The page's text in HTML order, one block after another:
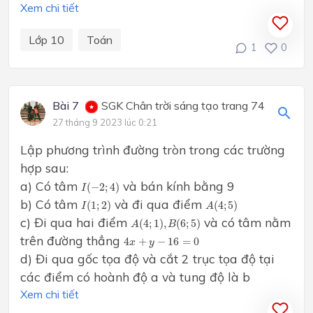
Xem chi tiết
Lớp 10 Toán
1 0
Bài 7 SGK Chân trời sáng tạo trang 74
27 tháng 9 2023 lúc 0:21
Lập phương trình đường tròn trong các trường
hợp sau:
a) Có tâm I (−2;4)
I(− 2;4 )
và bán kính bằng 9
b) Có tâm I (1;2)
I(1 2) và đi qua điểm A(4;5)
A (4 5)
c) Đi qua hai điểm A(4; 1),B(6;5)
A ( 4 1 ), B(6;5 )
và có tâm nằm
trên đường thẳng 4x + y − 16 = 0
4 x + y− 16=
d) Đi qua gốc tọa độ và cắt 2 trục tọa độ tại
các điểm có hoành độ a và tung độ là b
Xem chi tiết